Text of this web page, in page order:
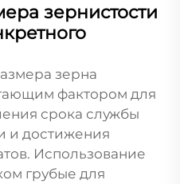
зернистости
зерна
фактором для
срока службы
и достижения
Использование
грубые для